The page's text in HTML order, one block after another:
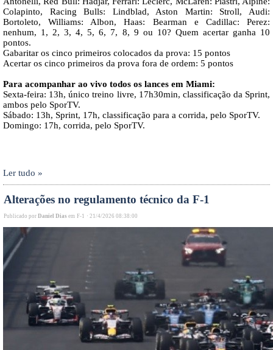
Colapinto, Racing Bulls: Lindblad, Aston Martin: Stroll, Audi:
Bortoleto, Williams: Albon, Haas: Bearman e Cadillac: Perez:
nenhum, 1, 2, 3, 4, 5, 6, 7, 8, 9 ou 10? Quem acertar ganha 10
pontos.
Gabaritar os cinco primeiros colocados da prova: 15 pontos
Acertar os cinco primeiros da prova fora de ordem: 5 pontos
Para acompanhar ao vivo todos os lances em Miami:
Sexta-feira: 13h, único treino livre, 17h30min, classificação da Sprint,
ambos pelo SporTV.
Sábado: 13h, Sprint, 17h, classificação para a corrida, pelo SporTV.
Domingo: 17h, corrida, pelo SporTV.
Ler tudo »
Alterações no regulamento técnico da F-1
Publicado por Daniel Dias em F-1 · 21/4/2026 08:38:00